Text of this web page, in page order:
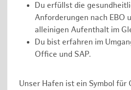
Du erfüllst die
Anforderungen nach EBO
alleinigen Aufenthalt im
Du bist erfahren im
Office und SAP.
Unser Hafen ist ein Symbol für